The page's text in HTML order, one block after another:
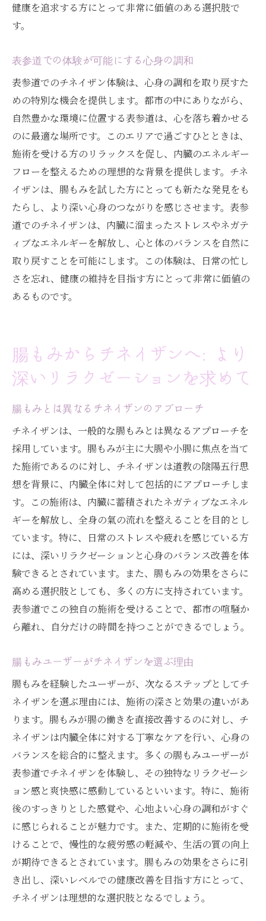
健康を追求する方にとって非常に価値のある選択肢で
す。
表参道での体験が可能にする心身の調和
表参道でのチネイザン体験は、心身の調和を取り戻すた
めの特別な機会を提供します。都市の中にありながら、
自然豊かな環境に位置する表参道は、心を落ち着かせる
のに最適な場所です。このエリアで過ごすひとときは、
施術を受ける方のリラックスを促し、内臓のエネルギー
フローを整えるための理想的な背景を提供します。チネ
イザンは、腸もみを試した方にとっても新たな発見をも
たらし、より深い心身のつながりを感じさせます。表参
道でのチネイザンは、内臓に溜まったストレスやネガテ
ィブなエネルギーを解放し、心と体のバランスを自然に
取り戻すことを可能にします。この体験は、日常の忙し
さを忘れ、健康の維持を目指す方にとって非常に価値の
あるものです。
腸もみからチネイザンへ: より
深いリラクゼーションを求めて
腸もみとは異なるチネイザンのアプローチ
チネイザンは、一般的な腸もみとは異なるアプローチを
採用しています。腸もみが主に大腸や小腸に焦点を当て
た施術であるのに対し、チネイザンは道教の陰陽五行思
想を背景に、内臓全体に対して包括的にアプローチしま
す。この施術は、内臓に蓄積されたネガティブなエネル
ギーを解放し、全身の氣の流れを整えることを目的とし
ています。特に、日常のストレスや疲れを感じている方
には、深いリラクゼーションと心身のバランス改善を体
験できるとされています。また、腸もみの効果をさらに
高める選択肢としても、多くの方に支持されています。
表参道でこの独自の施術を受けることで、都市の喧騒か
ら離れ、自分だけの時間を持つことができるでしょう。
腸もみユーザーがチネイザンを選ぶ理由
腸もみを経験したユーザーが、次なるステップとしてチ
ネイザンを選ぶ理由には、施術の深さと効果の違いがあ
ります。腸もみが腸の働きを直接改善するのに対し、チ
ネイザンは内臓全体に対する丁寧なケアを行い、心身の
バランスを総合的に整えます。多くの腸もみユーザーが
表参道でチネイザンを体験し、その独特なリラクゼーシ
ョン感と爽快感に感動しているといいます。特に、施術
後のすっきりとした感覚や、心地よい心身の調和がすぐ
に感じられることが魅力です。また、定期的に施術を受
けることで、慢性的な疲労感の軽減や、生活の質の向上
が期待できるとされています。腸もみの効果をさらに引
き出し、深いレベルでの健康改善を目指す方にとって、
チネイザンは理想的な選択肢となるでしょう。